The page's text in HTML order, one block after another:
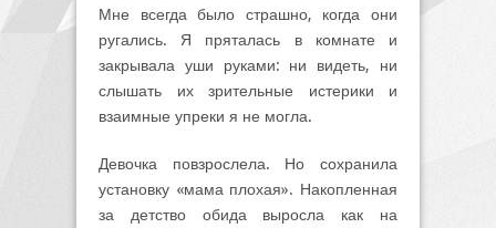
Мне всегда было страшно, когда они
ругались. Я пряталась в комнате и
закрывала уши руками: ни видеть, ни
слышать их зрительные истерики и
взаимные упреки я не могла.
Девочка повзрослела. Но сохранила
установку «мама плохая». Накопленная
за детство обида выросла как на